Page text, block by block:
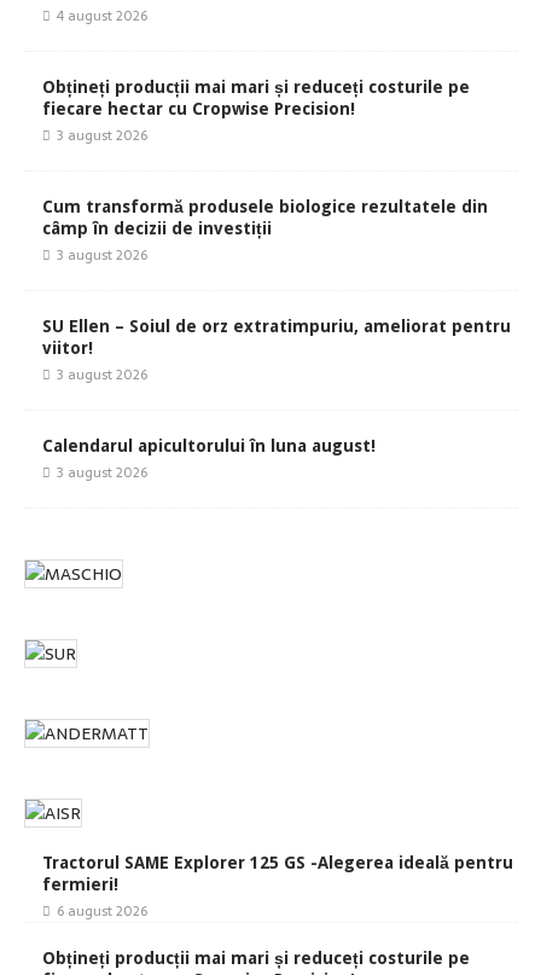
4 august 2026
Obțineți producții mai mari și reduceți costurile pe
fiecare hectar cu Cropwise Precision!
3 august 2026
Cum transformă produsele biologice rezultatele din
câmp în decizii de investiții
3 august 2026
SU Ellen – Soiul de orz extratimpuriu, ameliorat pentru
viitor!
3 august 2026
Calendarul apicultorului în luna august!
3 august 2026
Tractorul SAME Explorer 125 GS -Alegerea ideală pentru
fermieri!
6 august 2026
Obțineți producții mai mari și reduceți costurile pe